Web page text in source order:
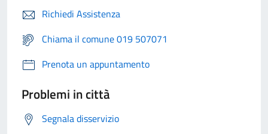
Richiedi Assistenza
Chiama il comune 019 507071
Prenota un appuntamento
Problemi in città
Segnala disservizio